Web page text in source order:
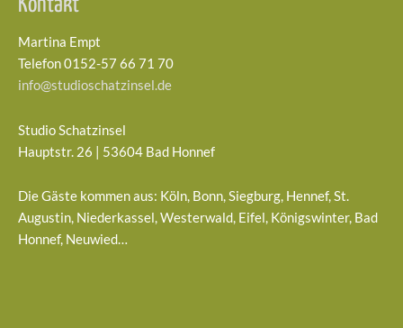
Kontakt
Martina Empt
Telefon 0152-57 66 71 70
info@studioschatzinsel.de
Studio Schatzinsel
Hauptstr. 26 | 53604 Bad Honnef
Die Gäste kommen aus: Köln, Bonn, Siegburg, Hennef, St.
Augustin, Niederkassel, Westerwald, Eifel, Königswinter, Bad
Honnef, Neuwied…